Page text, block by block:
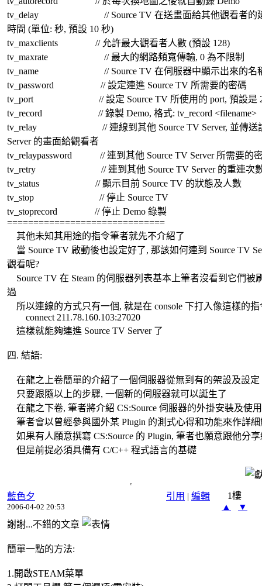
tv_delay // Source TV 在送畫面給其他觀看者的
時間 (單位: 秒, 預設 10 秒)
tv_maxclients // 允許最大觀看者人數 (預設 128)
tv_maxrate // 最大的網路頻寬傳輸, 0 為不限制
tv_name // Source TV 在伺服器中顯示出來的名
tv_password // 設定連進 Source TV 所需要的密碼
tv_port // 設定 Source TV 所使用的 port, 預設是
tv_record // 錄製 Demo, 格式: tv_record <filename>
tv_relay // 連線到其他 Source TV Server, 並傳送
Server 的畫面給觀看者
tv_relaypassword // 連到其他 Source TV Server 所需要的
tv_retry // 連到其他 Source TV Server 的重連次數
tv_status // 顯示目前 Source TV 的狀態及人數
tv_stop // 停止 Source TV
tv_stoprecord // 停止 Demo 錄製
==============================
其他未知其用途的指令筆者就先不介紹了
當 Source TV 啟動後也設定好了, 那該如何連到 Source TV
觀看呢?
Source TV 在 Steam 的伺服器列表基本上筆者沒看到它們被
過
所以連線的方式只有一個, 就是在 console 下打入像這樣的指
connect 211.78.160.103:27020
這樣就能夠連進 Source TV Server 了
四. 結語:
在龍之上卷簡單的介紹了一個伺服器從無到有的架設及設定
只要跟隨以上的步驟, 一個新的伺服器就可以誕生了
在龍之下卷, 筆者將介紹 CS:Source 伺服器的外掛安裝及使
筆者會以曾經參與國外某 Plugin 的測式心得和功能來作詳細
如果有人願意撰寫 CS:Source 的 Plugin, 筆者也願意跟他分
但是前提必須具備有 C/C++ 程式語言的基礎
引用 | 編輯
藍色夕
2006-04-02 20:53
1樓
▲
▼
謝謝...不錯的文章
簡單一點的方法:
1.開啟STEAM菜單